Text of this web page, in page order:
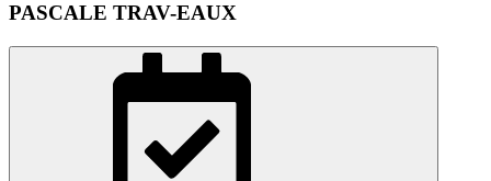
PASCALE TRAV-EAUX